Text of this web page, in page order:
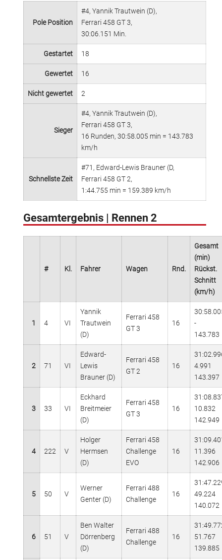
Pole Position
#4, Yannik Trautwein (D),
Ferrari 458 GT 3,
30:06.151 Min.
Gestartet 18
Gewertet 16
Nicht gewertet 2
Sieger
#4, Yannik Trautwein (D),
Ferrari 458 GT 3,
16 Runden, 30:58.005 min = 143.783
km/h
Schnellste Zeit
#71, Edward-Lewis Brauner (D,
Ferrari 458 GT 2,
1:44.755 min = 159.389 km/h
Gesamtergebnis | Rennen 2
# Kl. Fahrer Wagen Rnd.
Gesamt
(min)
Rückst.
Schnitt
(km/h)
1 4 VI
Yannik
Trautwein
(D)
Ferrari 458
GT 3
16
-
143.783
2 71 VI
Edward-
Lewis
Brauner (D)
Ferrari 458
GT 2
16
4.991
143.397
3 33 VI
Eckhard
Breitmeier
(D)
Ferrari 458
GT 3
16
10.832
142.949
4 222 V
Holger
Hermsen
(D)
Ferrari 458
Challenge
EVO
16
11.396
142.906
5 50 V
Werner
Genter (D)
Ferrari 488
Challenge
16
49.224
140.072
6 51 V
Ben Walter
Dörrenberg
(D)
Ferrari 488
Challenge
16
51.767
139.885